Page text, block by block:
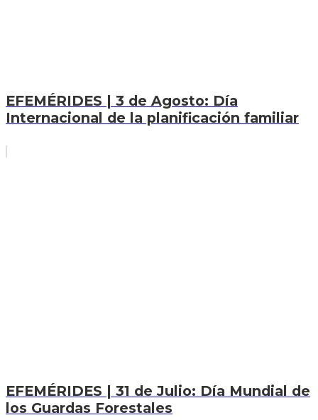
EFEMÉRIDES | 3 de Agosto: Día
Internacional de la planificación familiar
EFEMÉRIDES | 31 de Julio: Día Mundial de
los Guardas Forestales